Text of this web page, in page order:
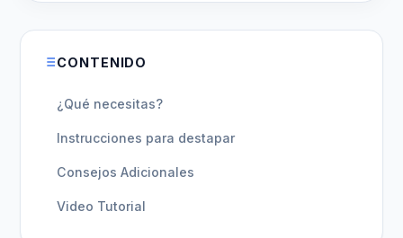
CONTENIDO
¿Qué necesitas?
Instrucciones para destapar
Consejos Adicionales
Video Tutorial